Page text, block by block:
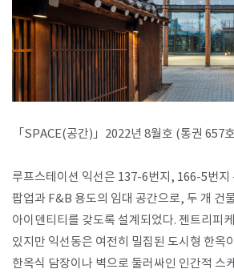
「SPACE(공간)」2022년 8월호 (통권 657
루프스테이션 익선은 137-6번지, 166-5번지
팝업과 F&B 용도의 임대 공간으로, 두 개 건
아이덴티티를 갖도록 설계되었다. 젠트리피
있지만 익선동은 여전히 밀집된 도시형 한옥
한옥식 담장이나 벽으로 둘러싸인 인간적 스